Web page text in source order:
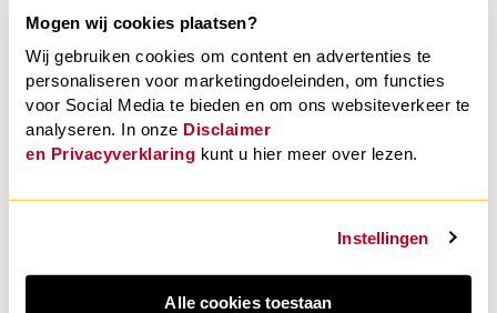
Mogen wij cookies plaatsen?
Wij gebruiken cookies om content en advertenties te
personaliseren voor marketingdoeleinden, om functies
voor Social Media te bieden en om ons websiteverkeer te
analyseren. In onze Disclaimer
en Privacyverklaring kunt u hier meer over lezen.
Instellingen
Alle cookies toestaan
Procedure bij pech
Wil je meer weten over onze pechprocedure?
We leggen het uit.